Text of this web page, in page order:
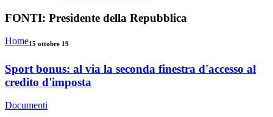
FONTI: Presidente della Repubblica
Home15 ottobre 19
Sport bonus: al via la seconda finestra d'accesso al
credito d'imposta
Documenti